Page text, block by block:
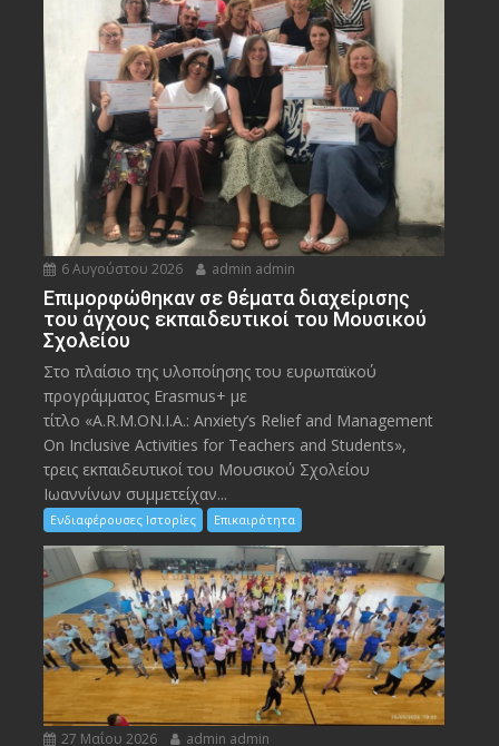
6 Αυγούστου 2026 admin admin
Eπιμορφώθηκαν σε θέματα διαχείρισης
του άγχους εκπαιδευτικοί του Μουσικού
Σχολείου
Στο πλαίσιο της υλοποίησης του ευρωπαϊκού
προγράμματος Erasmus+ με
τίτλο «A.R.M.ON.I.A.: Anxiety’s Relief and Management
On Inclusive Activities for Teachers and Students»,
τρεις εκπαιδευτικοί του Μουσικού Σχολείου
Ιωαννίνων συμμετείχαν...
Ενδιαφέρουσες Ιστορίες Επικαιρότητα
27 Μαΐου 2026 admin admin